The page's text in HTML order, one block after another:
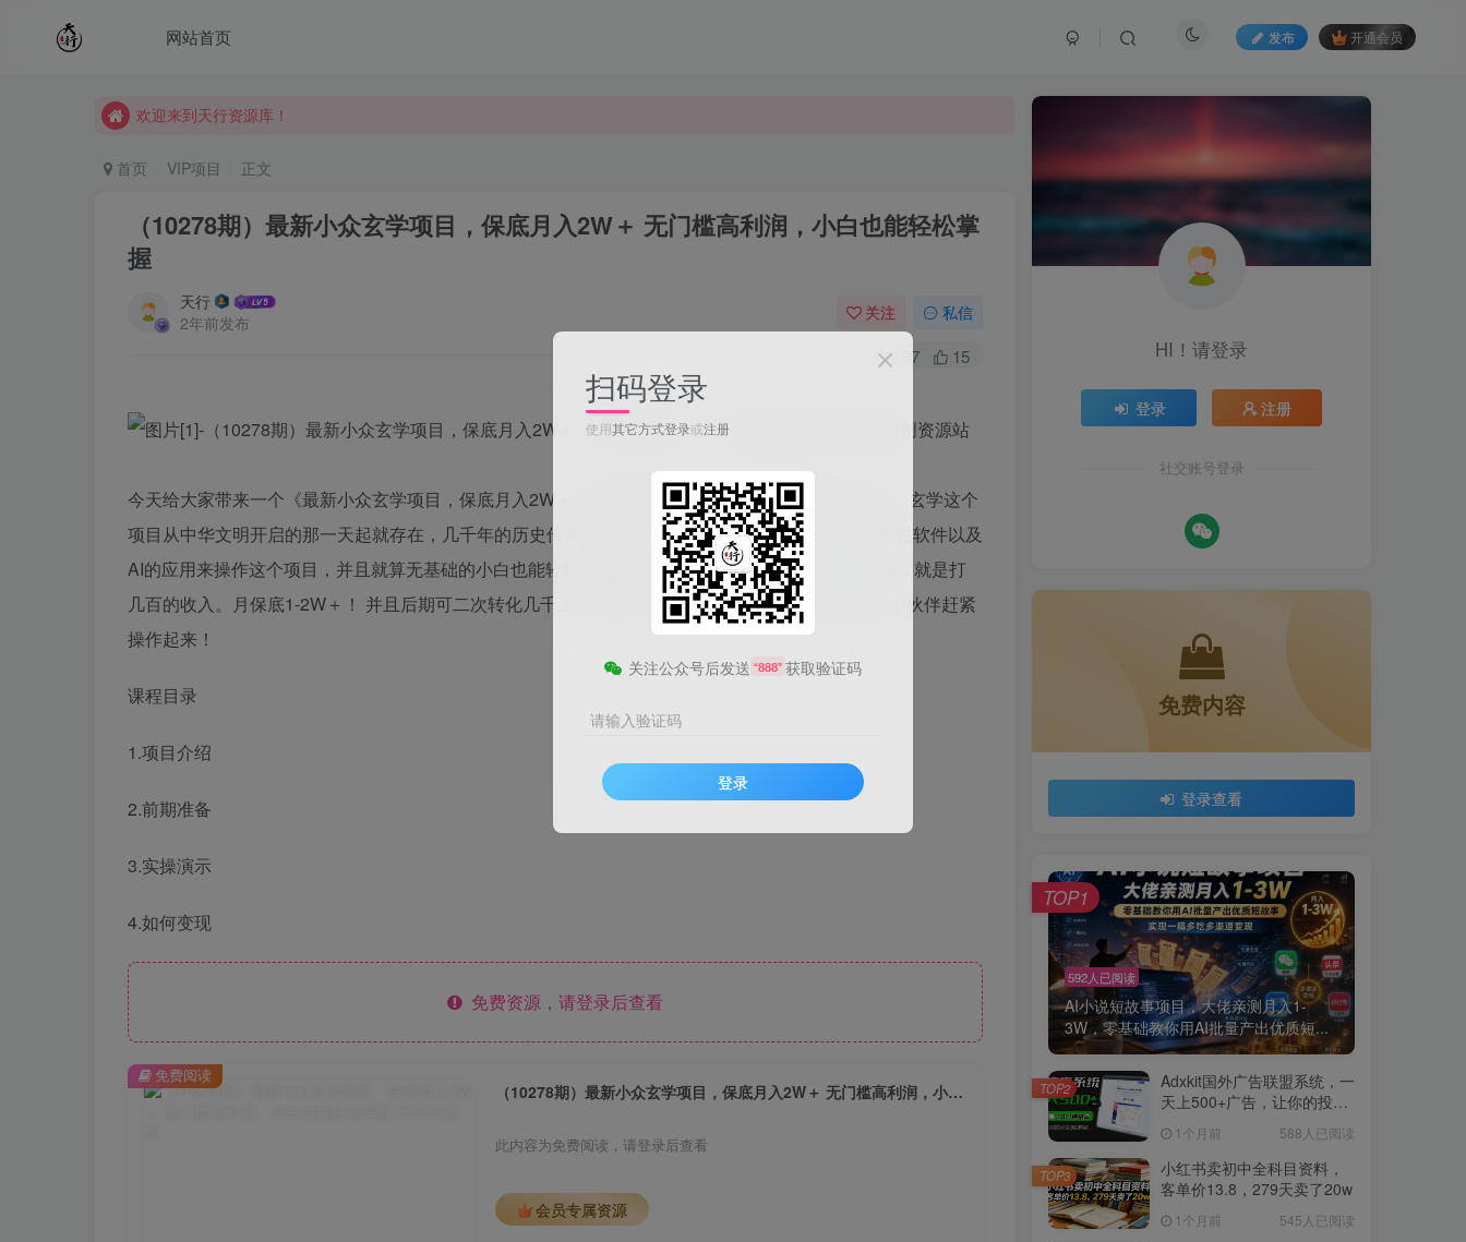
网站首页 发布 开通会员
欢迎来到天行资源库！
欢迎来到天行资源库！
首页 VIP项目 正文
（10278期）最新小众玄学项目，保底月入2W＋ 无门槛高利润，小白也能轻松掌
握
天行
2年前发布
关注 私信
37 15
今天给大家带来一个《最新小众玄学项目，保底月入2W＋ 无门槛高利润，小白也能轻松掌握》项目。玄学这个
项目从中华文明开启的那一天起就存在，几千年的历史传承本次的玩法相对来说比较简单，只需要通过软件以及
AI的应用来操作这个项目，并且就算无基础的小白也能轻松的掌握，一单99-299，一天随便出个几单，就是打
几百的收入。月保底1-2W＋！ 并且后期可二次转化几千上万的大单，纯吃一辈子的项目，感兴趣的小伙伴赶紧
操作起来！
课程目录
1.项目介绍
2.前期准备
3.实操演示
4.如何变现
免费资源，请登录后查看
（10278期）最新小众玄学项目，保底月入2W＋ 无门槛高利润，小白也能轻松掌握
此内容为免费阅读，请登录后查看
会员专属资源
免费阅读
HI！请登录
登录 注册
社交账号登录
免费内容
登录查看
592人已阅读
AI小说短故事项目，大佬亲测月入1-
3W，零基础教你用AI批量产出优质短...
TOP1
Adxkit国外广告联盟系统，一
天上500+广告，让你的投放
1个月前 588人已阅读
TOP2
小红书卖初中全科目资料，
客单价13.8，279天卖了20w
1个月前 545人已阅读
TOP3
扫码登录
使用其它方式登录或注册
关注公众号后发送 “888” 获取验证码
请输入验证码
登录